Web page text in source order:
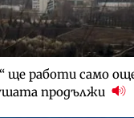
ще работи само
продължи